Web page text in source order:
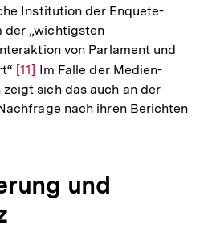
Auflösung
Fußnote
Institution der Enquete-
der „wichtigsten
von Parlament und
Zur
Auflösung
der
[11] Im Falle der Medien-
sich das auch an der
nach ihren Berichten
und